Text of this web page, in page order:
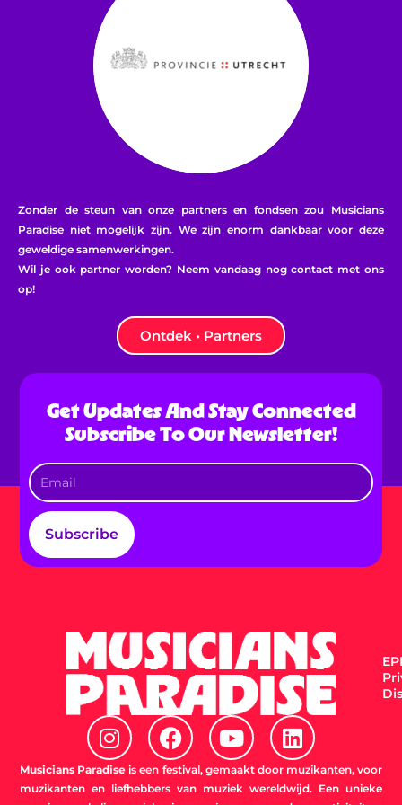
Zonder de steun van onze partners en fondsen zou Musicians
Paradise niet mogelijk zijn. We zijn enorm dankbaar voor deze
geweldige samenwerkingen.
Wil je ook partner worden? Neem vandaag nog contact met ons
op!
Ontdek • Partners
Get Updates And Stay Connected
Subscribe To Our Newsletter!
Subscribe
I
n
s
t
F
a
c
e
Y
o
u
t
L
i
n
k
Musicians Paradise is een festival, gemaakt door muzikanten, voor
muzikanten en liefhebbers van muziek wereldwijd. Een unieke